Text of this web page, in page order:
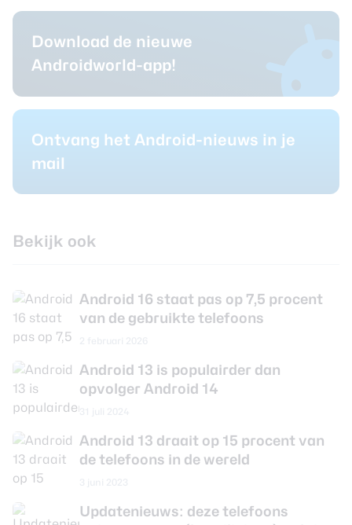
Download de nieuwe
Androidworld-app!
Ontvang het Android-nieuws in je
mail
Bekijk ook
Android 16 staat pas op 7,5 procent
van de gebruikte telefoons
Android 13 is populairder dan
opvolger Android 14
Android 13 draait op 15 procent van
de telefoons in de wereld
Updatenieuws: deze telefoons